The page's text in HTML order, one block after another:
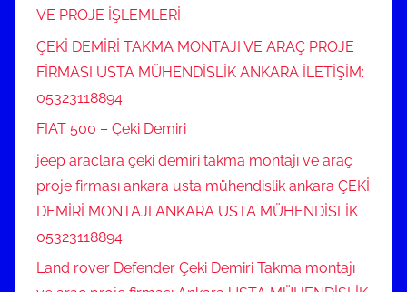
VE PROJE İŞLEMLERİ
ÇEKİ DEMİRİ TAKMA MONTAJI VE ARAÇ PROJE
FİRMASI USTA MÜHENDİSLİK ANKARA İLETİŞİM:
05323118894
FIAT 500 – Çeki Demiri
jeep araclara çeki demiri takma montajı ve araç
proje firması ankara usta mühendislik ankara ÇEKİ
DEMİRİ MONTAJI ANKARA USTA MÜHENDİSLİK
05323118894
Land rover Defender Çeki Demiri Takma montajı